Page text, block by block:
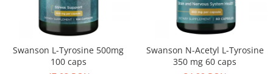
Swanson L-Tyrosine 500mg
100 caps
Swanson N-Acetyl L-Tyrosine
350 mg 60 caps